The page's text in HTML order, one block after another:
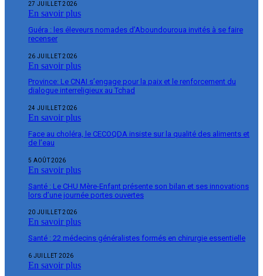
27 JUILLET 2026
En savoir plus
Guéra : les éleveurs nomades d’Aboundouroua invités à se faire
recenser
26 JUILLET 2026
En savoir plus
Province: Le CNAI s’engage pour la paix et le renforcement du
dialogue interreligieux au Tchad
24 JUILLET 2026
En savoir plus
Face au choléra, le CECOQDA insiste sur la qualité des aliments et
de l’eau
5 AOÛT 2026
En savoir plus
Santé : Le CHU Mère-Enfant présente son bilan et ses innovations
lors d’une journée portes ouvertes
20 JUILLET 2026
En savoir plus
Santé : 22 médecins généralistes formés en chirurgie essentielle
6 JUILLET 2026
En savoir plus